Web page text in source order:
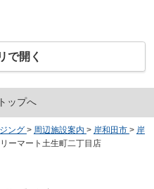
で開く
ップへ
ング > 周辺施設案内 > 岸和田市 > 岸
ーマート土生町二丁目店